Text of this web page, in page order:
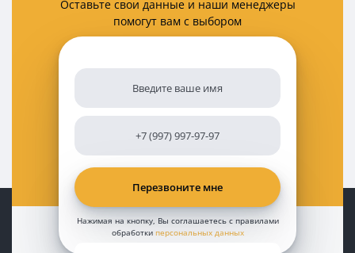
Оставьте свои данные и наши менеджеры
помогут вам с выбором
Нажимая на кнопку, Вы соглашаетесь с правилами
обработки персональных данных